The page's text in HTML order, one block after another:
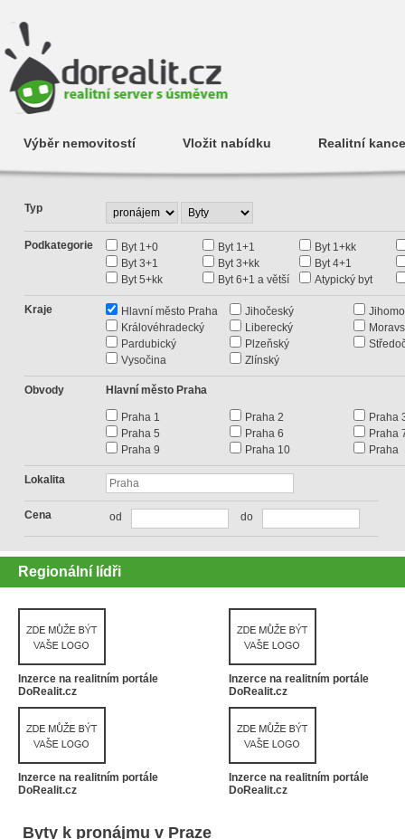
Výběr nemovitostí Vložit nabídku Realitní
Typ
Podkategorie Byt 1+0 Byt 1+1
Byt 1+kk
Byt 3+1
Byt 3+kk
Byt 4+1
Byt 5+kk
Byt 6+1 a větší Atypický byt
Kraje Hlavní město Praha Jihočeský
Královéhradecký
Liberecký
Pardubický
Plzeňský
Vysočina
Zlínský
Obvody Hlavní město Praha
Praha 1 Praha 2
Praha
Praha 5
Praha 6
Praha
Praha 9
Praha 10 Praha
Lokalita
Cena od do
Regionální lídři
Inzerce na realitním portále
DoRealit.cz
Inzerce na realitním portále
DoRealit.cz
Inzerce na realitním portále
DoRealit.cz
Inzerce na realitním portále
DoRealit.cz
Byty k pronájmu v Praze